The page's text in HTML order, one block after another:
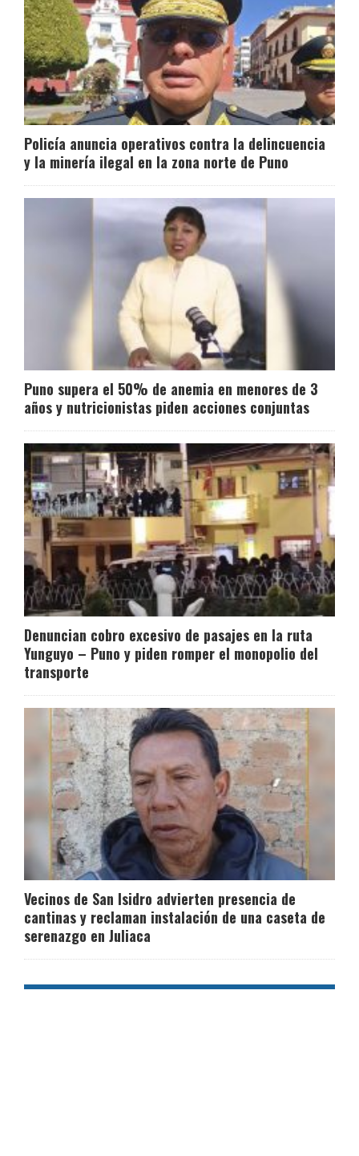
Policía anuncia operativos contra la delincuencia
y la minería ilegal en la zona norte de Puno
Puno supera el 50% de anemia en menores de 3
años y nutricionistas piden acciones conjuntas
Denuncian cobro excesivo de pasajes en la ruta
Yunguyo – Puno y piden romper el monopolio del
transporte
Vecinos de San Isidro advierten presencia de
cantinas y reclaman instalación de una caseta de
serenazgo en Juliaca